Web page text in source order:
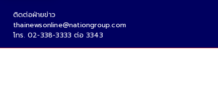
ติดต่อฝ่ายข่าว
thainewsonline@nationgroup.com
โทร. 02-338-3333 ต่อ 3343